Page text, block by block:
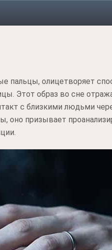
пальцы, олицетворяет
Этот образ во сне
с близкими людьми
оно призывает